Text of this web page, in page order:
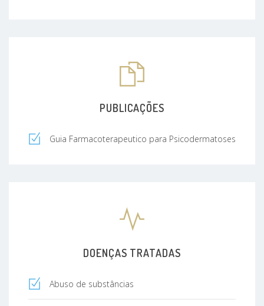
PUBLICAÇÕES
Guia Farmacoterapeutico para Psicodermatoses
DOENÇAS TRATADAS
Abuso de substâncias